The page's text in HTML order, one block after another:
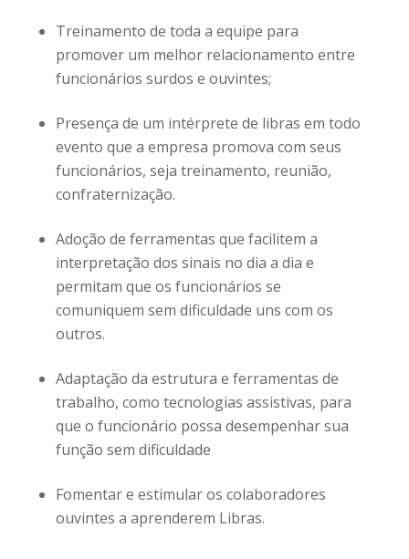
Treinamento de toda a equipe para
promover um melhor relacionamento entre
funcionários surdos e ouvintes;
Presença de um intérprete de libras em todo
evento que a empresa promova com seus
funcionários, seja treinamento, reunião,
confraternização.
Adoção de ferramentas que facilitem a
interpretação dos sinais no dia a dia e
permitam que os funcionários se
comuniquem sem dificuldade uns com os
outros.
Adaptação da estrutura e ferramentas de
trabalho, como tecnologias assistivas, para
que o funcionário possa desempenhar sua
função sem dificuldade
Fomentar e estimular os colaboradores
ouvintes a aprenderem Libras.